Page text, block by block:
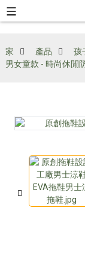
家 產品 孩
男女童款 - 時尚休閒